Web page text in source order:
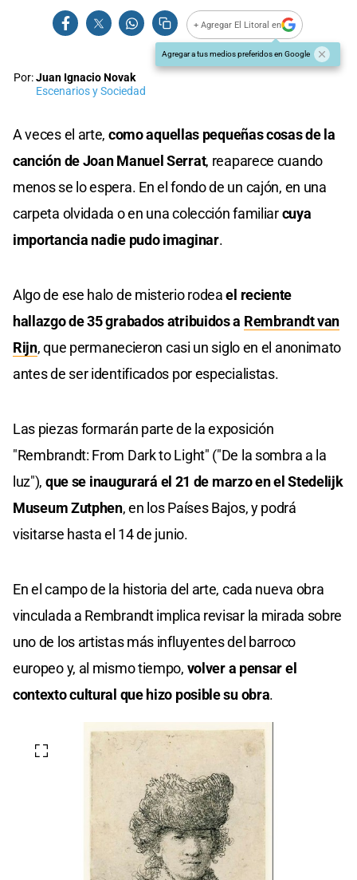
+ Agregar El Litoral en
Agregar a tus medios preferidos en Google
Por:Juan Ignacio Novak
Escenarios y Sociedad
A veces el arte, como aquellas pequeñas cosas de la
canción de Joan Manuel Serrat, reaparece cuando
menos se lo espera. En el fondo de un cajón, en una
carpeta olvidada o en una colección familiarcuya
importancia nadie pudo imaginar.
Algo de ese halo de misterio rodeael reciente
hallazgo de 35 grabados atribuidos a Rembrandt van
Rijn, que permanecieron casi un siglo en el anonimato
antes de ser identificados por especialistas.
Las piezas formarán parte de la exposición
"Rembrandt: From Dark to Light" ("De la sombra a la
luz"), que se inaugurará el 21 de marzo en el Stedelijk
Museum Zutphen, en los Países Bajos, y podrá
visitarse hasta el 14 de junio.
En el campo de la historia del arte, cada nueva obra
vinculada a Rembrandt implica revisar la mirada sobre
uno de los artistas más influyentes del barroco
europeo y, al mismo tiempo, volver a pensar el
contexto cultural que hizo posible su obra.